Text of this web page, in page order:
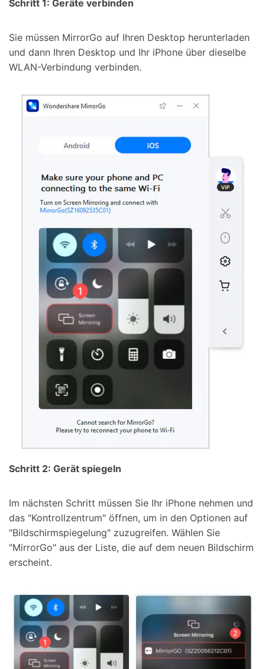
Schritt 1: Geräte verbinden
Sie müssen MirrorGo auf Ihren Desktop herunterladen
und dann Ihren Desktop und Ihr iPhone über dieselbe
WLAN-Verbindung verbinden.
Schritt 2: Gerät spiegeln
Im nächsten Schritt müssen Sie Ihr iPhone nehmen und
das "Kontrollzentrum" öffnen, um in den Optionen auf
"Bildschirmspiegelung" zuzugreifen. Wählen Sie
"MirrorGo" aus der Liste, die auf dem neuen Bildschirm
erscheint.